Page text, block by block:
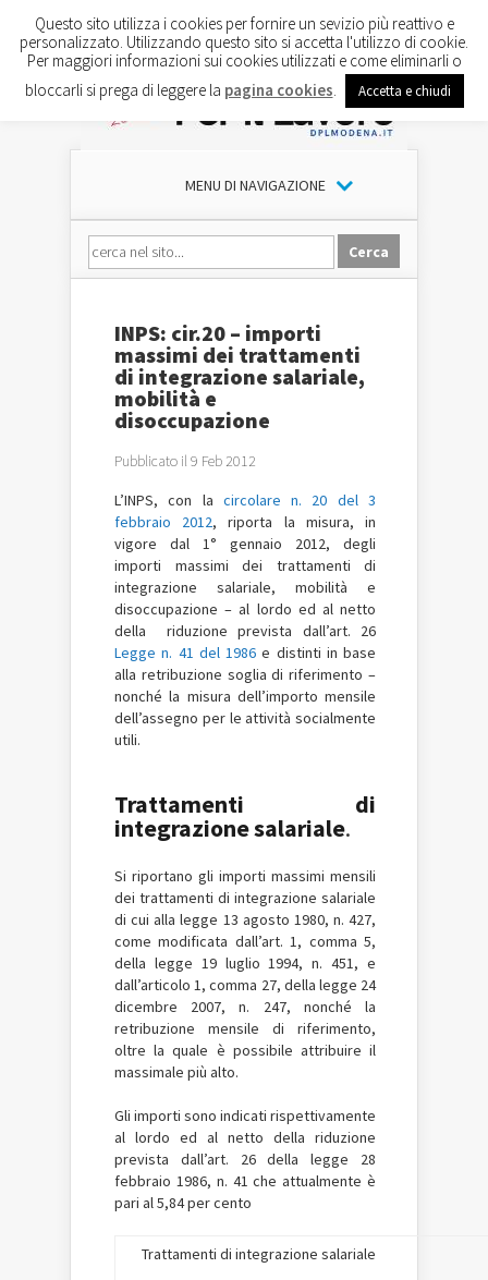
MENU DI NAVIGAZIONE
INPS: cir.20 – importi
massimi dei trattamenti
di integrazione salariale,
mobilità e
disoccupazione
Pubblicato il 9 Feb 2012
L’INPS, con la circolare n. 20 del 3
febbraio 2012, riporta la misura, in
vigore dal 1° gennaio 2012, degli
importi massimi dei trattamenti di
integrazione salariale, mobilità e
disoccupazione – al lordo ed al netto
della riduzione prevista dall’art. 26
Legge n. 41 del 1986 e distinti in base
alla retribuzione soglia di riferimento –
nonché la misura dell’importo mensile
dell’assegno per le attività socialmente
utili.
Trattamenti di
integrazione salariale.
Si riportano gli importi massimi mensili
dei trattamenti di integrazione salariale
di cui alla legge 13 agosto 1980, n. 427,
come modificata dall’art. 1, comma 5,
della legge 19 luglio 1994, n. 451, e
dall’articolo 1, comma 27, della legge 24
dicembre 2007, n. 247, nonché la
retribuzione mensile di riferimento,
oltre la quale è possibile attribuire il
massimale più alto.
Gli importi sono indicati rispettivamente
al lordo ed al netto della riduzione
prevista dall’art. 26 della legge 28
febbraio 1986, n. 41 che attualmente è
pari al 5,84 per cento
Trattamenti di integrazione salariale
Questo sito utilizza i cookies per fornire un sevizio più reattivo e
personalizzato. Utilizzando questo sito si accetta l'utilizzo di cookie.
Per maggiori informazioni sui cookies utilizzati e come eliminarli o
bloccarli si prega di leggere la pagina cookies Accetta e chiudi